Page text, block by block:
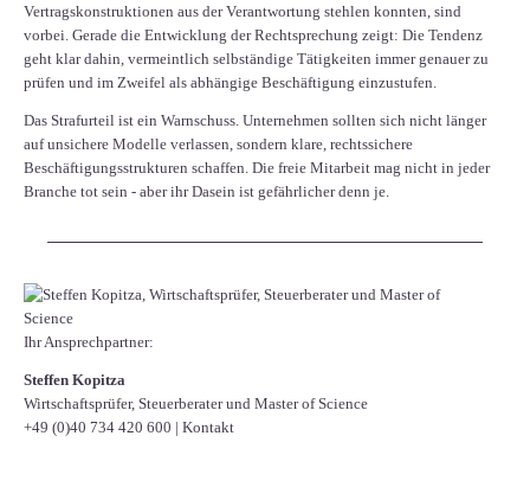
Vertragskonstruktionen aus der Verantwortung stehlen konnten, sind
vorbei. Gerade die Entwicklung der Rechtsprechung zeigt: Die Tendenz
geht klar dahin, vermeintlich selbständige Tätigkeiten immer genauer zu
prüfen und im Zweifel als abhängige Beschäftigung einzustufen.
Das Strafurteil ist ein Warnschuss. Unternehmen sollten sich nicht länger
auf unsichere Modelle verlassen, sondern klare, rechtssichere
Beschäftigungsstrukturen schaffen. Die freie Mitarbeit mag nicht in jeder
Branche tot sein - aber ihr Dasein ist gefährlicher denn je.
Ihr Ansprechpartner:
Steffen Kopitza
Wirtschaftsprüfer, Steuerberater und Master of Science
+49 (0)40 734 420 600 | Kontakt